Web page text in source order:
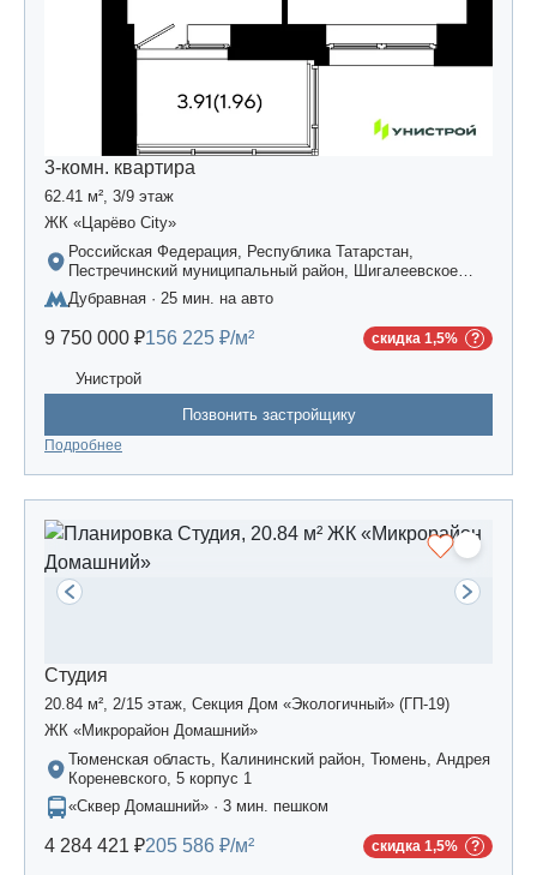
3-комн. квартира
62.41 м², 3/9 этаж
ЖК «Царёво City»
Российская Федерация, Республика Татарстан,
Пестречинский муниципальный район, Шигалеевское
сельское поселение, жилой комплекс «Усадьба
Царево-2», дом 3
Дубравная · 25 мин. на авто
9 750 000 ₽156 225 ₽/м² скидка 1,5%
Унистрой
Позвонить застройщику
Подробнее
Студия
20.84 м², 2/15 этаж, Секция Дом «Экологичный» (ГП-19)
ЖК «Микрорайон Домашний»
Тюменская область, Калининский район, Тюмень, Андрея
Кореневского, 5 корпус 1
«Сквер Домашний» · 3 мин. пешком
4 284 421 ₽205 586 ₽/м² скидка 1,5%